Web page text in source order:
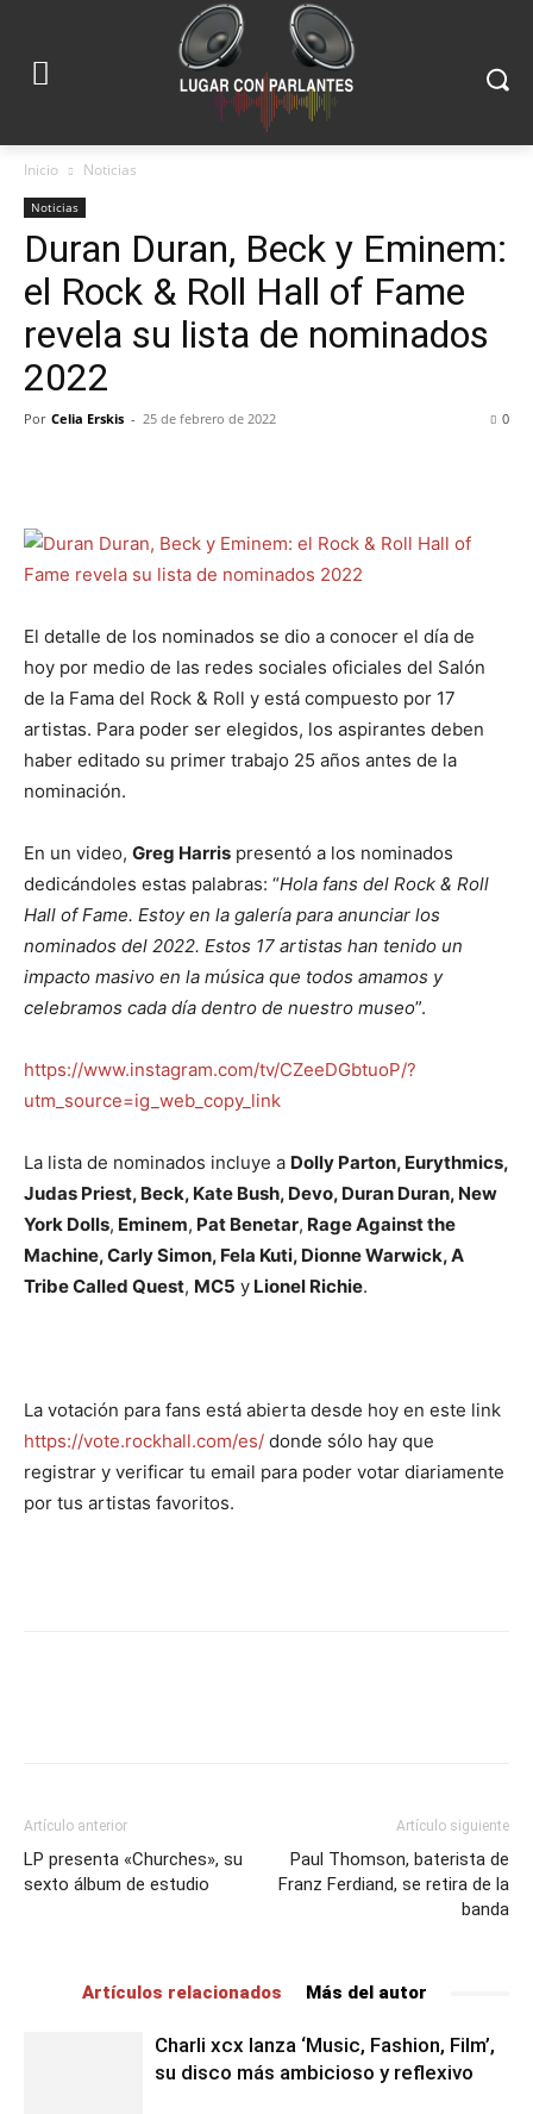
Inicio Noticias
Noticias
Duran Duran, Beck y Eminem:
el Rock & Roll Hall of Fame
revela su lista de nominados
2022
Por Celia Erskis - 25 de febrero de 2022 0
El detalle de los nominados se dio a conocer el día de
hoy por medio de las redes sociales oficiales del Salón
de la Fama del Rock & Roll y está compuesto por 17
artistas. Para poder ser elegidos, los aspirantes deben
haber editado su primer trabajo 25 años antes de la
nominación.
En un video, Greg Harris presentó a los nominados
dedicándoles estas palabras: “Hola fans del Rock & Roll
Hall of Fame. Estoy en la galería para anunciar los
nominados del 2022. Estos 17 artistas han tenido un
impacto masivo en la música que todos amamos y
celebramos cada día dentro de nuestro museo”.
https://www.instagram.com/tv/CZeeDGbtuoP/?
utm_source=ig_web_copy_link
La lista de nominados incluye a Dolly Parton, Eurythmics,
Judas Priest, Beck, Kate Bush, Devo, Duran Duran, New
York Dolls, Eminem, Pat Benetar, Rage Against the
Machine, Carly Simon, Fela Kuti, Dionne Warwick, A
Tribe Called Quest, MC5 y Lionel Richie.
La votación para fans está abierta desde hoy en este link
https://vote.rockhall.com/es/ donde sólo hay que
registrar y verificar tu email para poder votar diariamente
por tus artistas favoritos.
Artículo anterior
LP presenta «Churches», su
sexto álbum de estudio
Artículo siguiente
Paul Thomson, baterista de
Franz Ferdiand, se retira de la
banda
Artículos relacionados Más del autor
Charli xcx lanza ‘Music, Fashion, Film’,
su disco más ambicioso y reflexivo